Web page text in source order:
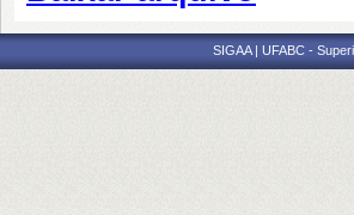
SIGAA | UFABC -